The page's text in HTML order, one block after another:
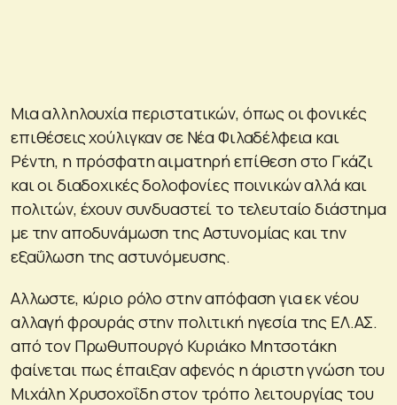
Μια αλληλουχία περιστατικών, όπως οι φονικές
επιθέσεις χούλιγκαν σε Νέα Φιλαδέλφεια και
Ρέντη, η πρόσφατη αιματηρή επίθεση στο Γκάζι
και οι διαδοχικές δολοφονίες ποινικών αλλά και
πολιτών, έχουν συνδυαστεί το τελευταίο διάστημα
με την αποδυνάμωση της Αστυνομίας και την
εξαΰλωση της αστυνόμευσης.
Αλλωστε, κύριο ρόλο στην απόφαση για εκ νέου
αλλαγή φρουράς στην πολιτική ηγεσία της ΕΛ.ΑΣ.
από τον Πρωθυπουργό Κυριάκο Μητσοτάκη
φαίνεται πως έπαιξαν αφενός η άριστη γνώση του
Μιχάλη Χρυσοχοΐδη στον τρόπο λειτουργίας του